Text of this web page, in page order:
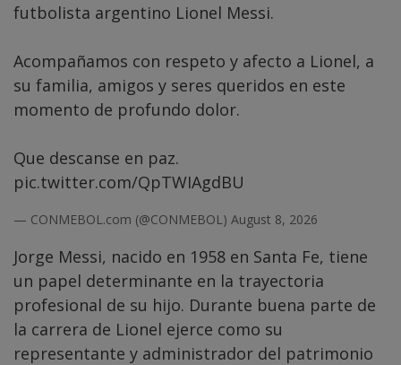
futbolista argentino Lionel Messi.
Acompañamos con respeto y afecto a Lionel, a
su familia, amigos y seres queridos en este
momento de profundo dolor.
Que descanse en paz.
pic.twitter.com/QpTWIAgdBU
— CONMEBOL.com (@CONMEBOL) August 8, 2026
Jorge Messi, nacido en 1958 en Santa Fe, tiene
un papel determinante en la trayectoria
profesional de su hijo. Durante buena parte de
la carrera de Lionel ejerce como su
representante y administrador del patrimonio